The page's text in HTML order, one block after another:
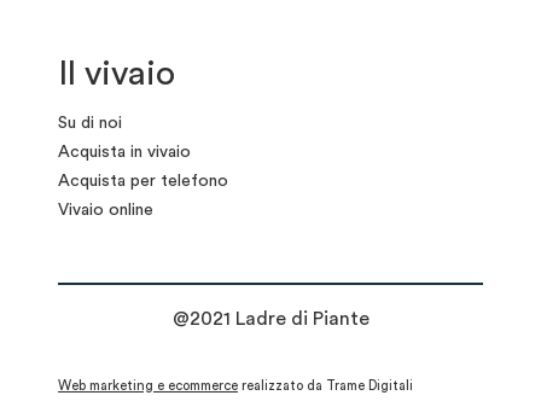
Il vivaio
Su di noi
Acquista in vivaio
Acquista per telefono
Vivaio online
@2021 Ladre di Piante
Web marketing e ecommerce realizzato da Trame Digitali